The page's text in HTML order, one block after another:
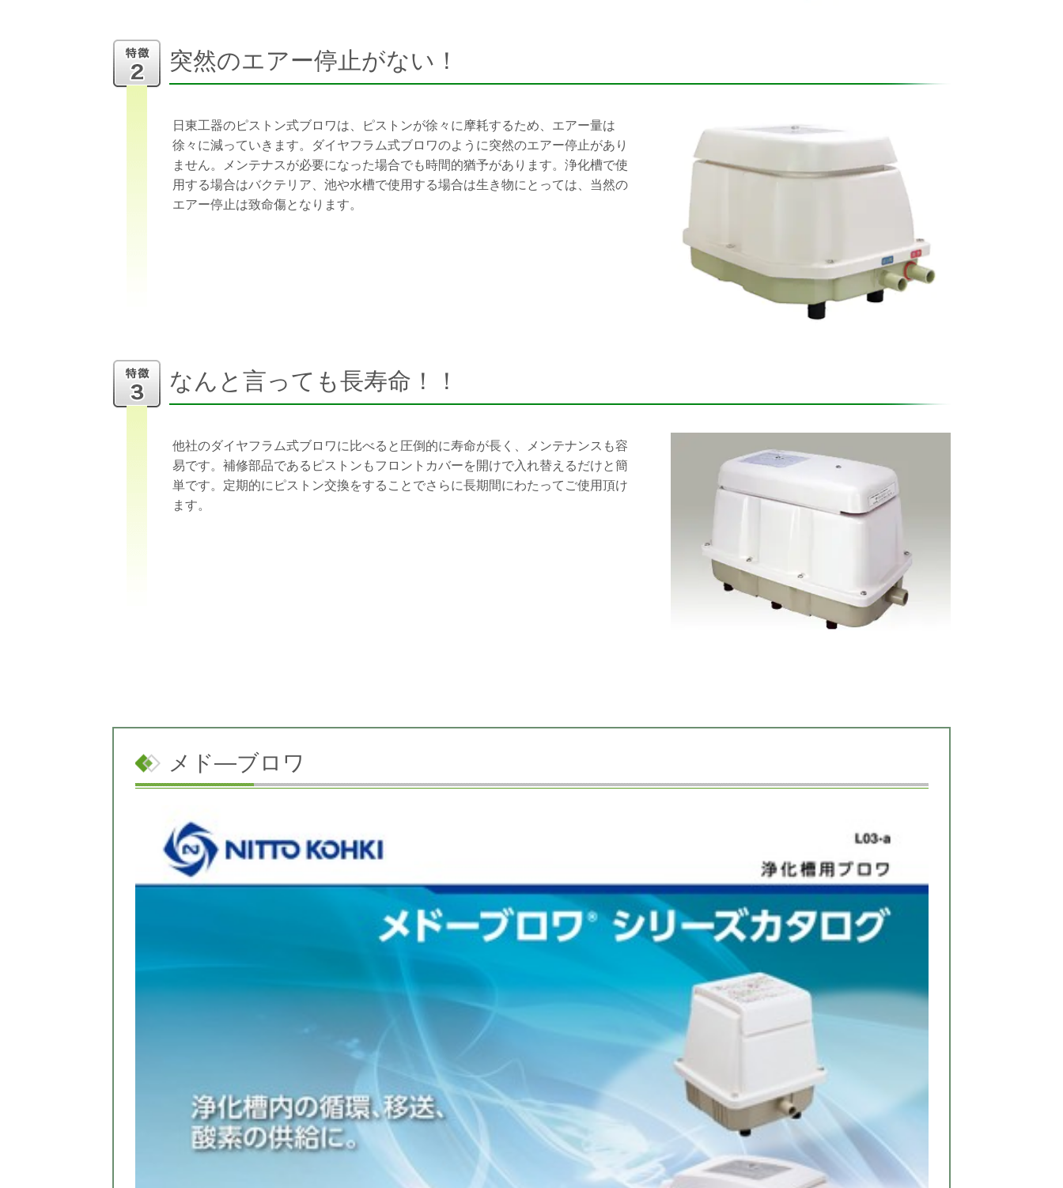
突然のエアー停止がない！
日東工器のピストン式ブロワは、ピストンが徐々に摩耗するため、エアー量は
徐々に減っていきます。ダイヤフラム式ブロワのように突然のエアー停止があり
ません。メンテナスが必要になった場合でも時間的猶予があります。浄化槽で使
用する場合はバクテリア、池や水槽で使用する場合は生き物にとっては、当然の
エアー停止は致命傷となります。
なんと言っても長寿命！！
他社のダイヤフラム式ブロワに比べると圧倒的に寿命が長く、メンテナンスも容
易です。補修部品であるピストンもフロントカバーを開けで入れ替えるだけと簡
単です。定期的にピストン交換をすることでさらに長期間にわたってご使用頂け
ます。
メド―ブロワ